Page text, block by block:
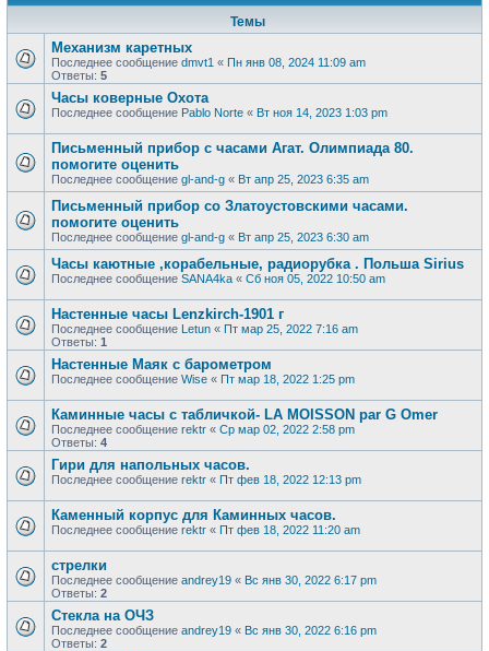
Темы
Механизм каретных
Последнее сообщение dmvt1 « Пн янв 08, 2024 11:09 am
Ответы: 5
Часы коверные Охота
Последнее сообщение Pablo Norte « Вт ноя 14, 2023 1:03 pm
Письменный прибор с часами Агат. Олимпиада 80.
помогите оценить
Последнее сообщение gl-and-g « Вт апр 25, 2023 6:35 am
Письменный прибор со Златоустовскими часами.
помогите оценить
Последнее сообщение gl-and-g « Вт апр 25, 2023 6:30 am
Часы каютные ,корабельные, радиорубка . Польша Sirius
Последнее сообщение SANA4ka « Сб ноя 05, 2022 10:50 am
Настенные часы Lenzkirch-1901 г
Последнее сообщение Letun « Пт мар 25, 2022 7:16 am
Ответы: 1
Настенные Маяк с барометром
Последнее сообщение Wise « Пт мар 18, 2022 1:25 pm
Каминные часы с табличкой- LA MOISSON par G Omer
Последнее сообщение rektr « Ср мар 02, 2022 2:58 pm
Ответы: 4
Гири для напольных часов.
Последнее сообщение rektr « Пт фев 18, 2022 12:13 pm
Каменный корпус для Каминных часов.
Последнее сообщение rektr « Пт фев 18, 2022 11:20 am
стрелки
Последнее сообщение andrey19 « Вс янв 30, 2022 6:17 pm
Ответы: 2
Стекла на ОЧЗ
Последнее сообщение andrey19 « Вс янв 30, 2022 6:16 pm
Ответы: 2